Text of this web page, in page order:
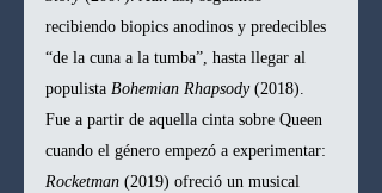
recibiendo biopics anodinos y predecibles
“de la cuna a la tumba”, hasta llegar al
populista Bohemian Rhapsody (2018).
Fue a partir de aquella cinta sobre Queen
cuando el género empezó a experimentar:
Rocketman (2019) ofreció un musical